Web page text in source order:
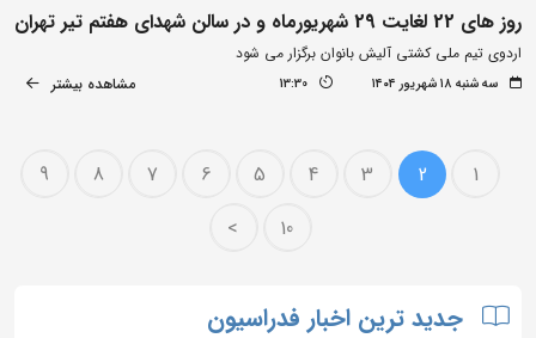
روز های 22 لغایت 29 شهریورماه و در سالن شهدای هفتم تیر تهران
اردوی تیم ملی کشتی آلیش بانوان برگزار می شود
سه شنبه ۱۸ شهریور ۱۴۰۴ 13:30 مشاهده بیشتر
1
2
3
4
5
6
7
8
9
10
>
جدید ترین اخبار فدراسیون